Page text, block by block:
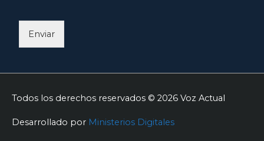
Enviar
Todos los derechos reservados © 2026 Voz Actual
Desarrollado por Ministerios Digitales